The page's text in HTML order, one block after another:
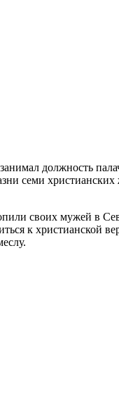
должность
семи
своих мужей в
к христианской